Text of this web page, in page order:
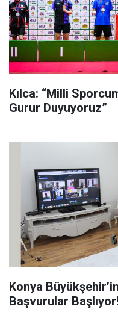
Kılca: “Milli
Gurur Duyuyoruz”
Konya
Başvurular Başlıyor!